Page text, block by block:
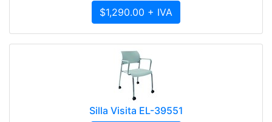
$1,290.00 + IVA
Silla Visita EL-39551